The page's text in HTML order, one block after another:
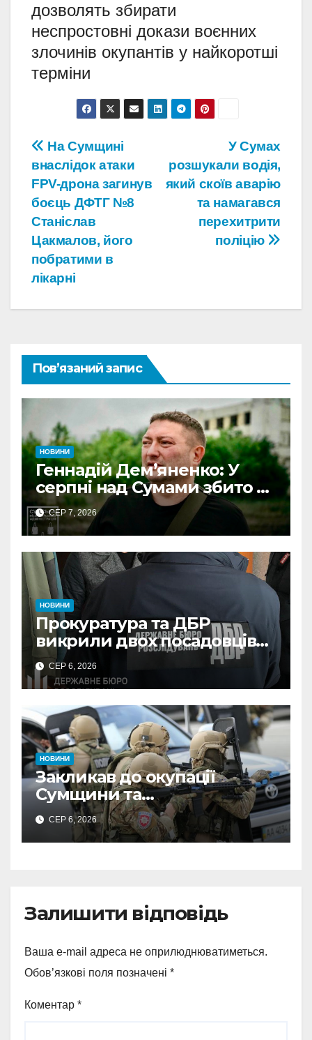
дозволять збирати
неспростовні докази воєнних
злочинів окупантів у найкоротші
терміни
Навігація
записів
У Сумах
розшукали водія,
який скоїв аварію
та намагався
перехитрити
поліцію
На Сумщині
внаслідок атаки
FPV-дрона загинув
боєць ДФТГ №8
Станіслав
Цакмалов, його
побратими в
лікарні
Пов’язаний запис
НОВИНИ
Геннадій Дем’яненко: У
серпні над Сумами збито 6
КАБів
СЕР 7, 2026
НОВИНИ
Прокуратура та ДБР
викрили двох посадовців
ДПС Сумщини на вимаганні
неправомірної вигоди у
ФОПа
СЕР 6, 2026
НОВИНИ
Закликав до окупації
Сумщини та
виправдовував обстріли:
СБУ викрила
прокремлівського агітатора
СЕР 6, 2026
Залишити відповідь
Ваша e-mail адреса не оприлюднюватиметься.
Обов’язкові поля позначені *
Коментар *